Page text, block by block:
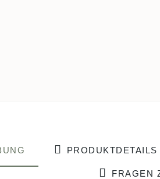
PRODUKTDETAILS
FRAGEN